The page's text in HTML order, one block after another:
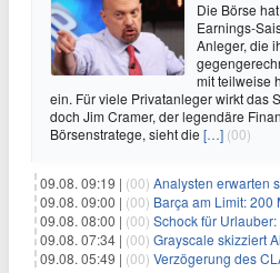
Die Börse
Earnings-
Anleger, die
mit teilweise
ein. Für viele Privatanleger wirkt das
doch Jim Cramer, der legendäre
Börsenstratege, sieht die […] (00)
09.08. 09:19 | (00) Analysten erwarten stärkste
09.08. 09:00 | (00) Barça am Limit: 200 Millionen Euro in
09.08. 08:00 | (00) Schock für Urlauber:
09.08. 07:34 | (00) Grayscale skizziert Alternativen
09.08. 05:49 | (00) Verzögerung des CLARITY